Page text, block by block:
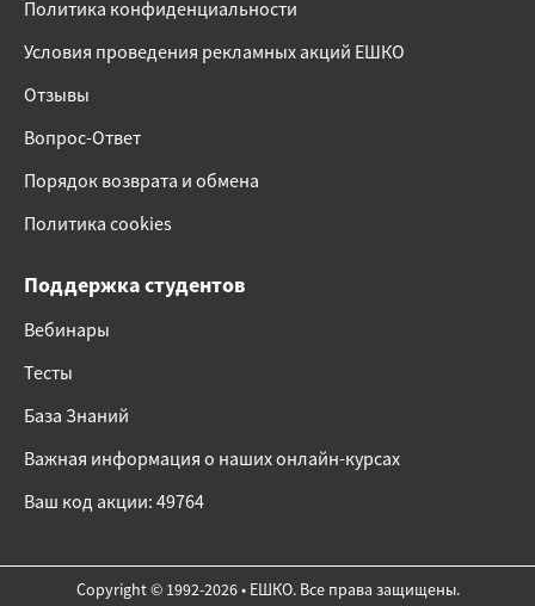
Политика конфиденциальности
Условия проведения рекламных акций ЕШКО
Отзывы
Вопрос-Ответ
Порядок возврата и обмена
Политика cookies
Поддержка студентов
Вебинары
Тесты
База Знаний
Важная информация о наших онлайн-курсах
Ваш код акции: 49764
Copyright © 1992-2026 • ЕШКО. Все права защищены.